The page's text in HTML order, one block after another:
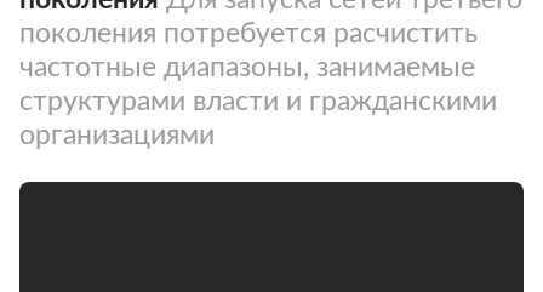
поколения потребуется расчистить
частотные диапазоны, занимаемые
структурами власти и гражданскими
организациями